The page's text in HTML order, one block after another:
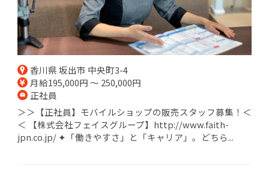
香川県 坂出市 中央町3-4
月給195,000円 ～ 250,000円
正社員
＞＞【正社員】モバイルショップの販売スタッフ募集！＜
＜ 【株式会社フェイスグループ】http://www.faith-
jpn.co.jp/ ✦「働きやすさ」と「キャリア」。どちら...